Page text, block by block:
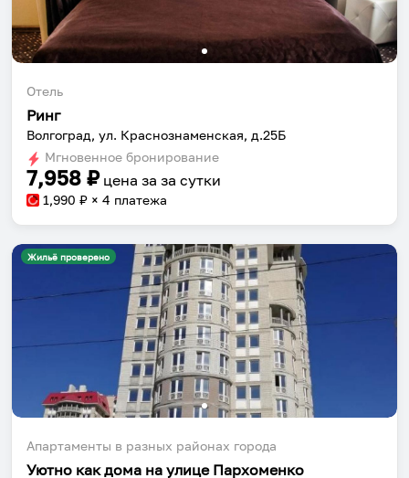
Отель
Ринг
Волгоград, ул. Краснознаменская, д.25Б
Мгновенное бронирование
7,958 ₽ цена за за сутки
1,990 ₽ × 4 платежа
Жильё проверено
Апартаменты в разных районах города
Уютно как дома на улице Пархоменко